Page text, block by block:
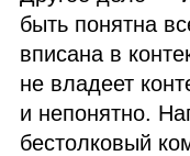
быть понятна
вписана в
не владеет
и непонятно.
бестолковый